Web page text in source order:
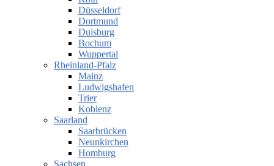
Düsseldorf
Dortmund
Duisburg
Bochum
Wuppertal
Rheinland-Pfalz
Mainz
Ludwigshafen
Trier
Koblenz
Saarland
Saarbrücken
Neunkirchen
Homburg
Sachsen